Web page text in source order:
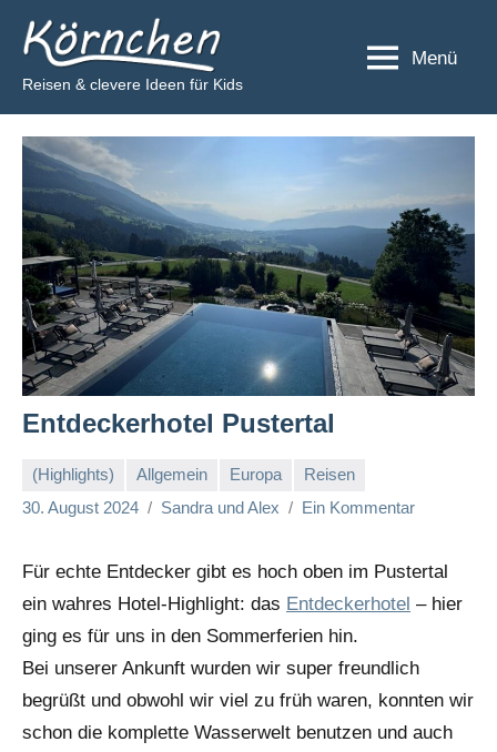
Inhalt
springen
Körnchen
Reisen & clevere Ideen für Kids
Menü
Entdeckerhotel Pustertal
(Highlights) Allgemein Europa
Reisen
30. August 2024
Sandra und Alex Ein Kommentar
Für echte Entdecker gibt es hoch oben im Pustertal
ein wahres Hotel-Highlight: das Entdeckerhotel – hier
ging es für uns in den Sommerferien hin.
Bei unserer Ankunft wurden wir super freundlich
begrüßt und obwohl wir viel zu früh waren, konnten wir
schon die komplette Wasserwelt benutzen und auch